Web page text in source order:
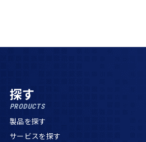
探す
PRODUCTS
製品を探す
サービスを探す